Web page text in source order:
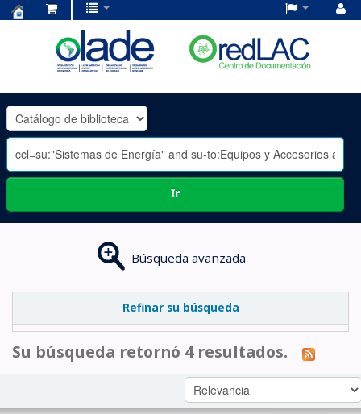
OLADE
-
Ir
Búsqueda avanzada
Refinar su búsqueda
Su búsqueda retornó 4 resultados.